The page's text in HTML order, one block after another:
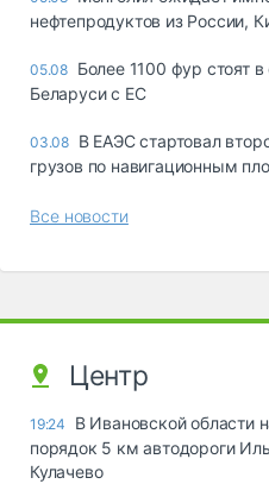
нефтепродуктов из России,
05.08 Более 1100 фур стоят
Беларуси с ЕС
03.08 В ЕАЭС стартовал
грузов по навигационным
Все новости
Центр
19:24
В Ивановской области
порядок 5 км автодороги
Кулачево